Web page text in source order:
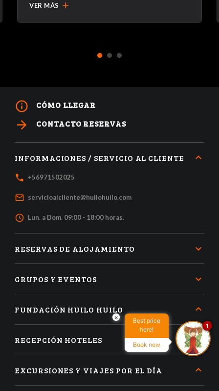
VER MÁS add
1 2 3
info_outline CÓMO LLEGAR
arrow_forward CONTACTO RESERVAS
INFORMACIONES / SERVICIO AL CLIENTE
local_phone +56971502025
mail_outline servicioalcliente@huilohuilo.com
access_time Lun. a Dom. 09:00 - 18:00 horas.
RESERVAS DE ALOJAMIENTO
GRUPOS Y EVENTOS
FUNDACIÓN HUILO HUILO
RECEPCIÓN HOTELES
EXCURSIONES Y VIAJES POR EL DÍA
×
Best price
here!
Book now
1